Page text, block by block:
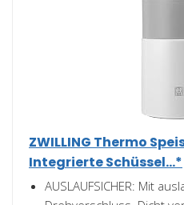
ZWILLING Thermo
Integrierte Schüssel...*
AUSLAUFSICHER: Mit